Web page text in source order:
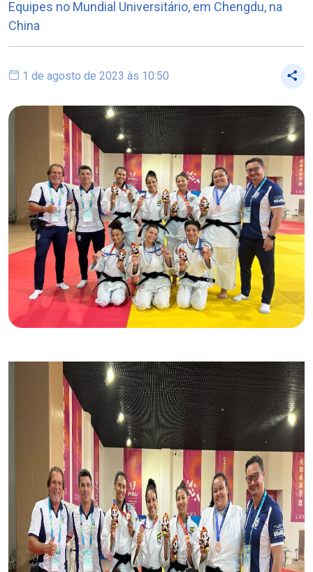
Equipes no Mundial Universitário, em Chengdu, na
China
1 de agosto de 2023 às 10:50